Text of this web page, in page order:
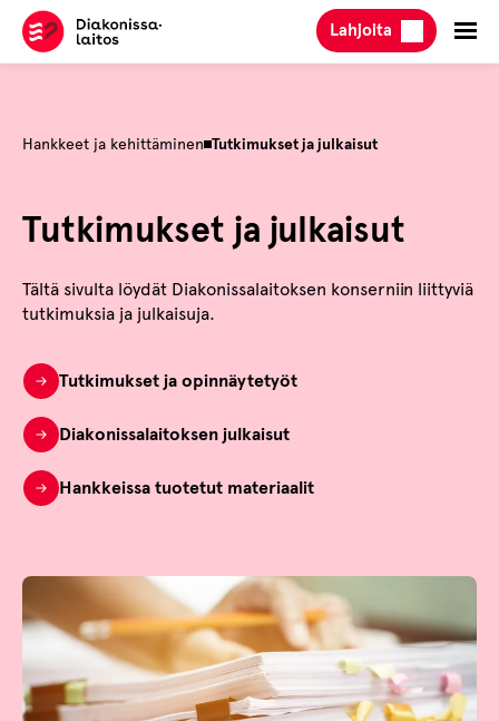
Hyppää
sisältöön
Lahjoita
Hankkeet ja kehittäminen Tutkimukset ja julkaisut
Tutkimukset ja julkaisut
Tältä sivulta löydät Diakonissalaitoksen konserniin liittyviä
tutkimuksia ja julkaisuja.
Tutkimukset ja opinnäytetyöt
Diakonissalaitoksen julkaisut
Hankkeissa tuotetut materiaalit